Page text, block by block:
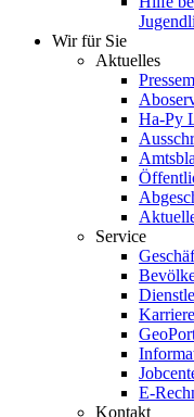
Wir für Sie
Aktuelles
Ha-Py
Service
E-
Kontakt